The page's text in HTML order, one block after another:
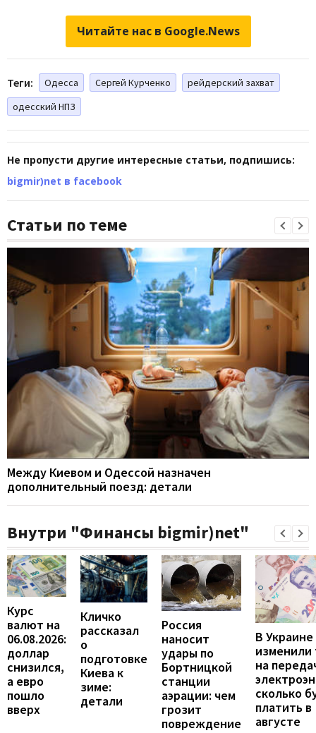
Читайте нас в Google.News
Теги: Одесса Сергей Курченко
рейдерский захват
одесский НПЗ
Не пропусти другие интересные статьи, подпишись:
bigmir)net в facebook
Статьи по теме
Между Киевом и Одессой назначен
дополнительный поезд: детали
Внутри "Финансы bigmir)net"
Курс
валют на
06.08.2026:
доллар
снизился,
а евро
пошло
вверх
Кличко
рассказал
о
подготовке
Киева к
зиме:
детали
Россия
наносит
удары по
Бортницкой
станции
аэрации: чем
грозит
повреждение
В Украине
на
сколько
платить в
августе